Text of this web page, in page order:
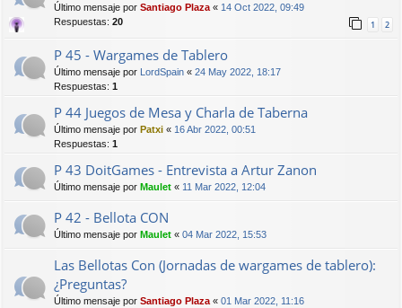
Último mensaje por Santiago Plaza « 14 Oct 2022, 09:49
Respuestas: 20 1 2
P 45 - Wargames de Tablero
Último mensaje por LordSpain « 24 May 2022, 18:17
Respuestas: 1
P 44 Juegos de Mesa y Charla de Taberna
Último mensaje por Patxi « 16 Abr 2022, 00:51
Respuestas: 1
P 43 DoitGames - Entrevista a Artur Zanon
Último mensaje por Maulet « 11 Mar 2022, 12:04
P 42 - Bellota CON
Último mensaje por Maulet « 04 Mar 2022, 15:53
Las Bellotas Con (Jornadas de wargames de tablero):
¿Preguntas?
Último mensaje por Santiago Plaza « 01 Mar 2022, 11:16